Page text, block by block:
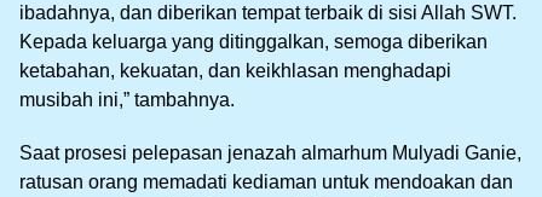
ibadahnya, dan diberikan tempat terbaik di sisi Allah SWT.
Kepada keluarga yang ditinggalkan, semoga diberikan
ketabahan, kekuatan, dan keikhlasan menghadapi
musibah ini,” tambahnya.
Saat prosesi pelepasan jenazah almarhum Mulyadi Ganie,
ratusan orang memadati kediaman untuk mendoakan dan